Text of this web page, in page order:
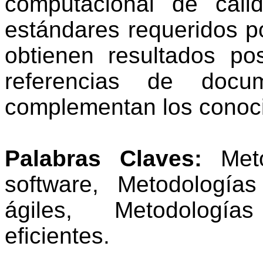
estándares requeridos
obtienen resultados
referencias de
complementan los
Palabras Claves:
software,
ágiles,
eficientes.